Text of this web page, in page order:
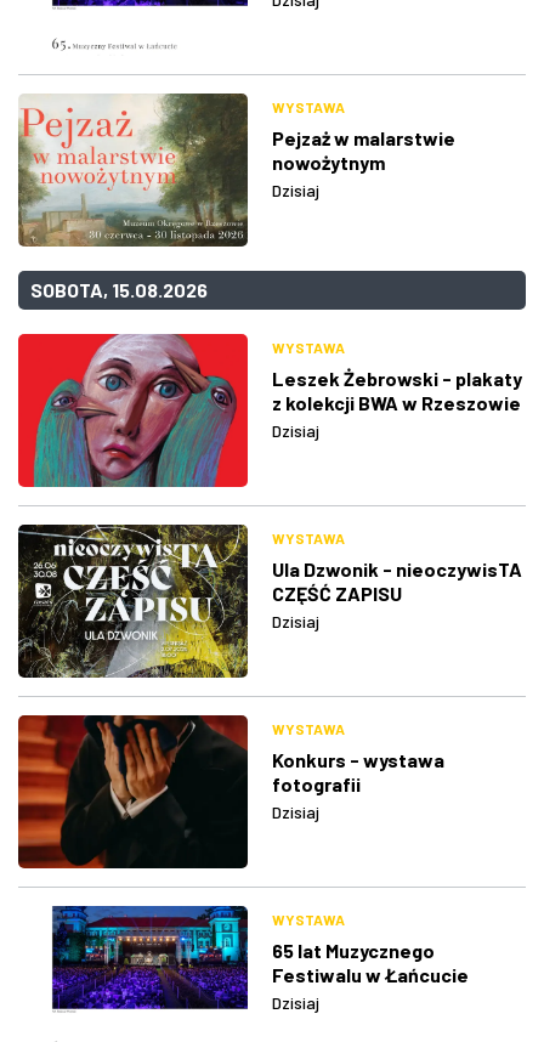
WYSTAWA
Pejzaż w malarstwie
nowożytnym
Dzisiaj
SOBOTA, 15.08.2026
WYSTAWA
Leszek Żebrowski - plakaty
z kolekcji BWA w Rzeszowie
Dzisiaj
WYSTAWA
Ula Dzwonik - nieoczywisTA
CZĘŚĆ ZAPISU
Dzisiaj
WYSTAWA
Konkurs - wystawa
fotografii
Dzisiaj
WYSTAWA
65 lat Muzycznego
Festiwalu w Łańcucie
Dzisiaj